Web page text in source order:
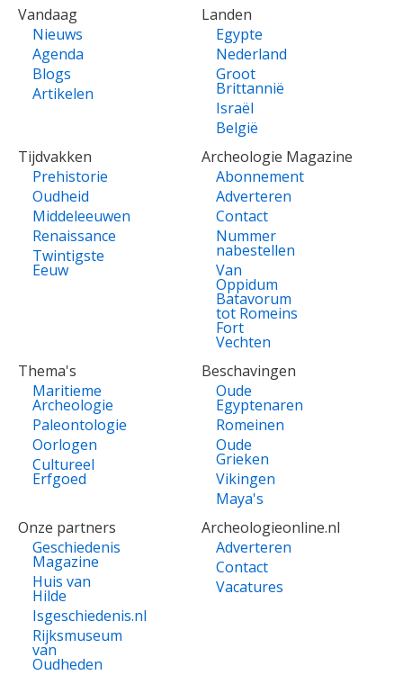
VOET
Vandaag
Nieuws
Agenda
Blogs
Artikelen
Landen
Egypte
Nederland
Groot
Brittannië
Israël
België
Tijdvakken
Prehistorie
Oudheid
Middeleeuwen
Renaissance
Twintigste
Eeuw
Archeologie Magazine
Abonnement
Adverteren
Contact
Nummer
nabestellen
Van
Oppidum
Batavorum
tot Romeins
Fort
Vechten
Thema's
Maritieme
Archeologie
Paleontologie
Oorlogen
Cultureel
Erfgoed
Beschavingen
Oude
Egyptenaren
Romeinen
Oude
Grieken
Vikingen
Maya's
Onze partners
Geschiedenis
Magazine
Huis van
Hilde
Isgeschiedenis.nl
Rijksmuseum
van
Oudheden
Archeologieonline.nl
Adverteren
Contact
Vacatures